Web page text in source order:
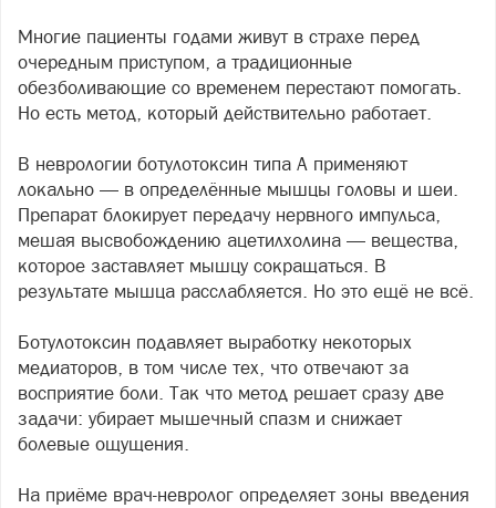
Многие пациенты годами живут в страхе перед
очередным приступом, а традиционные
обезболивающие со временем перестают помогать.
Но есть метод, который действительно работает.
В неврологии ботулотоксин типа А применяют
локально — в определённые мышцы головы и шеи.
Препарат блокирует передачу нервного импульса,
мешая высвобождению ацетилхолина — вещества,
которое заставляет мышцу сокращаться. В
результате мышца расслабляется. Но это ещё не всё.
Ботулотоксин подавляет выработку некоторых
медиаторов, в том числе тех, что отвечают за
восприятие боли. Так что метод решает сразу две
задачи: убирает мышечный спазм и снижает
болевые ощущения.
На приёме врач-невролог определяет зоны введения